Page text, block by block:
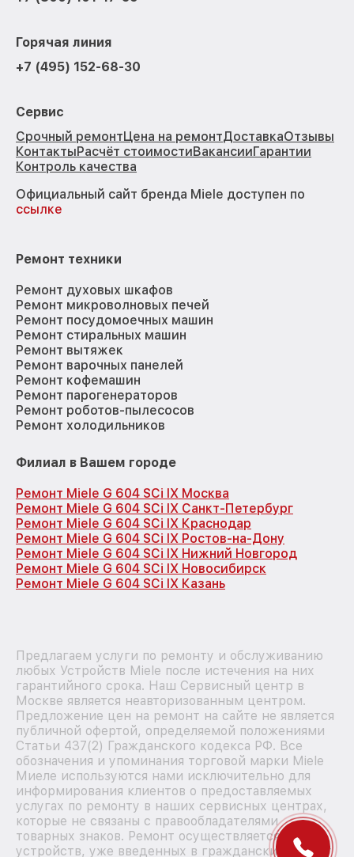
Горячая линия
+7 (495) 152-68-30
Сервис
Срочный ремонтЦена на ремонтДоставкаОтзывы
КонтактыРасчёт стоимостиВакансииГарантии
Контроль качества
Официальный сайт бренда Miele доступен по
ссылке
Ремонт техники
Ремонт духовых шкафов
Ремонт микроволновых печей
Ремонт посудомоечных машин
Ремонт стиральных машин
Ремонт вытяжек
Ремонт варочных панелей
Ремонт кофемашин
Ремонт парогенераторов
Ремонт роботов-пылесосов
Ремонт холодильников
Филиал в Вашем городе
Ремонт Miele G 604 SCi IX Москва
Ремонт Miele G 604 SCi IX Санкт-Петербург
Ремонт Miele G 604 SCi IX Краснодар
Ремонт Miele G 604 SCi IX Ростов-на-Дону
Ремонт Miele G 604 SCi IX Нижний Новгород
Ремонт Miele G 604 SCi IX Новосибирск
Ремонт Miele G 604 SCi IX Казань
Предлагаем услуги по ремонту и обслуживанию
любых Устройств Miele после истечения на них
гарантийного срока. Наш Сервисный центр в
Москве является неавторизованным центром.
Предложение цен на ремонт на сайте не является
публичной офертой, определяемой положениями
Статьи 437(2) Гражданского кодекса РФ. Все
обозначения и упоминания торговой марки Miele
Миеле используются нами исключительно для
информирования клиентов о предоставляемых
услугах по ремонту в наших сервисных центрах,
которые не связаны с правообладателями
товарных знаков. Ремонт осуществляется для
устройств, уже введенных в гражданский оборот